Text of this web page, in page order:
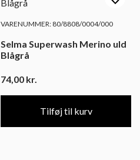
VARENUMMER: 80/8808/0004/000
Selma Superwash Merino uld
Blågrå
74,00 kr.
Tilføj til kurv